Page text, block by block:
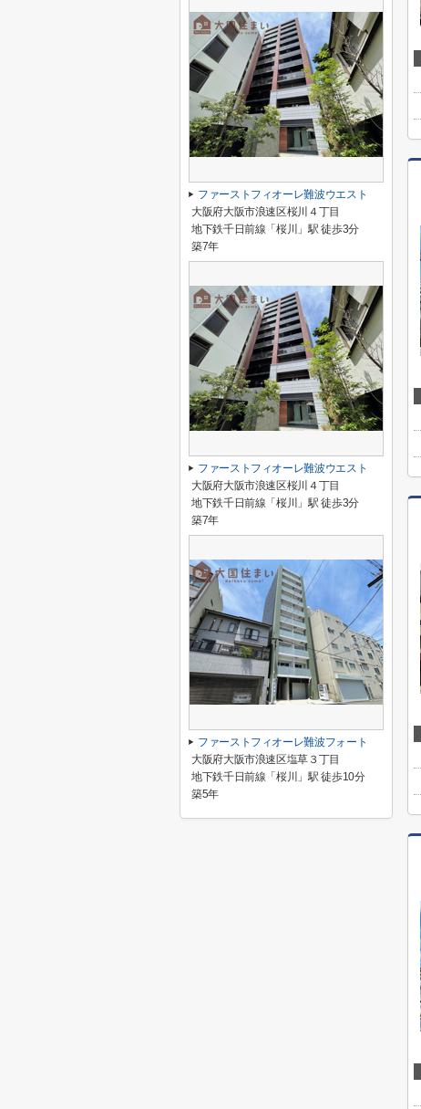
ファーストフィオーレ難波ウエスト
大阪府大阪市浪速区桜川４丁目
地下鉄千日前線「桜川」駅 徒歩3分
築7年
ファーストフィオーレ難波ウエスト
大阪府大阪市浪速区桜川４丁目
地下鉄千日前線「桜川」駅 徒歩3分
築7年
ファーストフィオーレ難波フォート
大阪府大阪市浪速区塩草３丁目
地下鉄千日前線「桜川」駅 徒歩10分
築5年